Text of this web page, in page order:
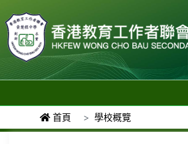
首頁 學校概覽